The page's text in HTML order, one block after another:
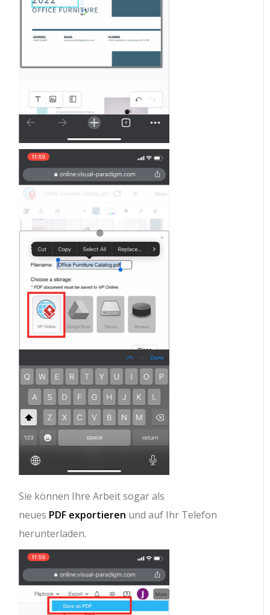
Sie können Ihre Arbeit sogar als
neues PDF exportieren und auf Ihr Telefon
herunterladen.